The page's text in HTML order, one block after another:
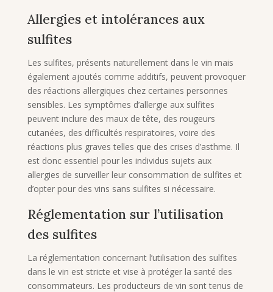
Allergies et intolérances aux
sulfites
Les sulfites, présents naturellement dans le vin mais
également ajoutés comme additifs, peuvent provoquer
des réactions allergiques chez certaines personnes
sensibles. Les symptômes d’allergie aux sulfites
peuvent inclure des maux de tête, des rougeurs
cutanées, des difficultés respiratoires, voire des
réactions plus graves telles que des crises d’asthme. Il
est donc essentiel pour les individus sujets aux
allergies de surveiller leur consommation de sulfites et
d’opter pour des vins sans sulfites si nécessaire.
Réglementation sur l’utilisation
des sulfites
La réglementation concernant l’utilisation des sulfites
dans le vin est stricte et vise à protéger la santé des
consommateurs. Les producteurs de vin sont tenus de